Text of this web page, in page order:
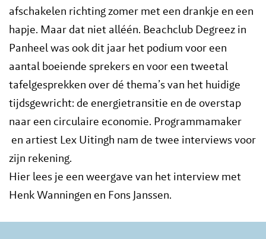
afschakelen richting zomer met een drankje en een
hapje. Maar dat niet alléén. Beachclub Degreez in
Panheel was ook dit jaar het podium voor een
aantal boeiende sprekers en voor een tweetal
tafelgesprekken over dé thema’s van het huidige
tijdsgewricht: de energietransitie en de overstap
naar een circulaire economie. Programmamaker
en artiest Lex Uitingh nam de twee interviews voor
zijn rekening.
Hier lees je een weergave van het interview met
Henk Wanningen en Fons Janssen.